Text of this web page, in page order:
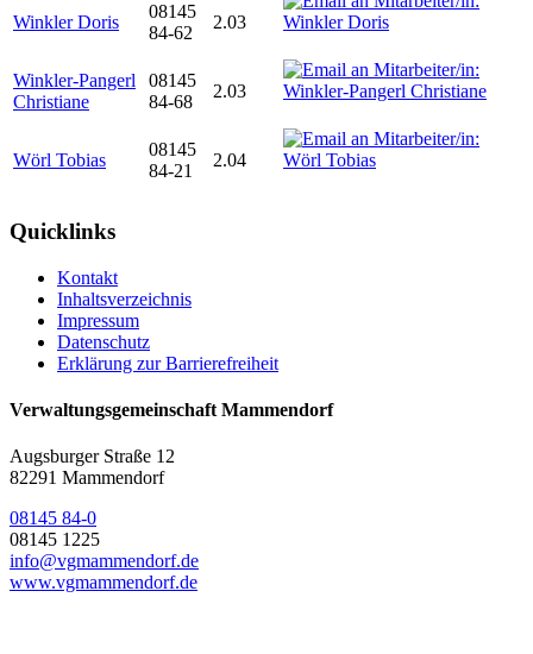
Winkler Doris
08145
84-62
2.03
Winkler-Pangerl
Christiane
08145
84-68
2.03
Wörl Tobias
08145
84-21
2.04
Quicklinks
Kontakt
Inhaltsverzeichnis
Impressum
Datenschutz
Erklärung zur Barrierefreiheit
Verwaltungsgemeinschaft Mammendorf
Augsburger Straße 12
82291 Mammendorf
08145 84-0
08145 1225
info@vgmammendorf.de
www.vgmammendorf.de